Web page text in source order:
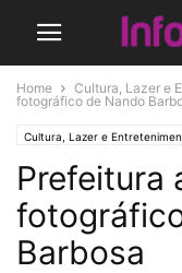
Home Cultura, Lazer e
fotográfico de Nando
Cultura, Lazer e
Prefeitura
Barbosa